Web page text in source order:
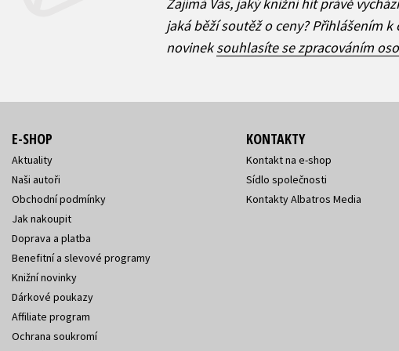
jaká běží soutěž o ceny? Přihlášením
novineksouhlasíte se zpracováním
E-SHOP
Aktuality
Naši autoři
Obchodní podmínky
Jak nakoupit
Doprava a platba
Benefitní a slevové programy
Knižní novinky
Dárkové poukazy
Affiliate program
Ochrana soukromí
KONTAKTY
Kontakt na e-shop
Sídlo společnosti
Kontakty Albatros Media